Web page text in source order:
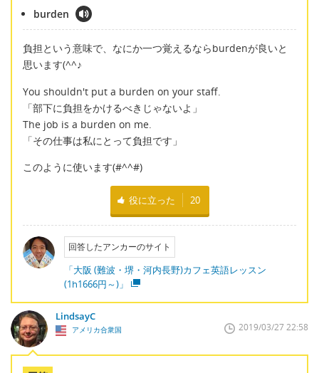
burden
負担という意味で、なにか一つ覚えるならburdenが良いと
思います(^^♪
You shouldn't put a burden on your staff.
「部下に負担をかけるべきじゃないよ」
The job is a burden on me.
「その仕事は私にとって負担です」
このように使います(#^^#)
役に立った 20
回答したアンカーのサイト
「大阪 (難波・堺・河内長野)カフェ英語レッスン
(1h1666円～)」
LindsayC
アメリカ合衆国 2019/03/27 22:58